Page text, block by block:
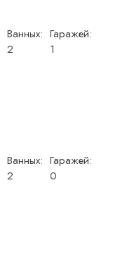
Ванных:
2
Гаражей:
1
Ванных:
2
Гаражей:
0